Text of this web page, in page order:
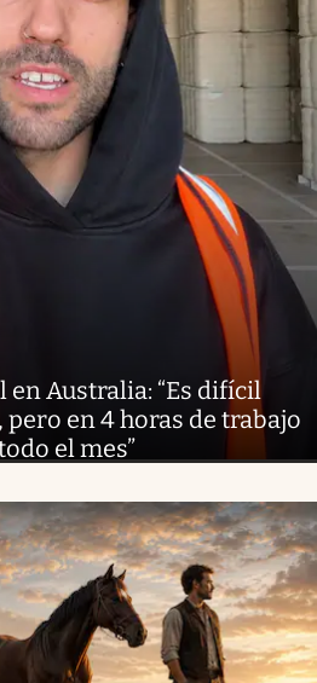
en Australia: “Es difícil
en 4 horas de trabajo
el mes”